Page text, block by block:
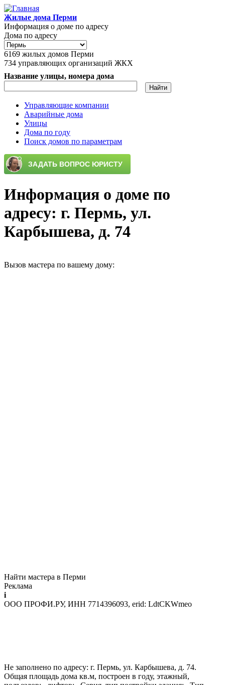
Перейти к основному содержанию
Жилые дома Перми
Информация о доме по адресу
Дома по адресу
6169 жилых домов Перми
734 управляющих организаций ЖКХ
Название улицы, номера дома
Главное меню
Управляющие компании
Аварийные дома
Улицы
Дома по году
Поиск домов по параметрам
Информация о доме по
адресу: г. Пермь, ул.
Карбышева, д. 74
Вызов мастера по вашему дому:
Найти мастера в Перми
Реклама
i
ООО ПРОФИ.РУ, ИНН 7714396093, erid: LdtCKWmeo
Не заполнено по адресу: г. Пермь, ул. Карбышева, д. 74.
Общая площадь дома кв.м, построен в году, этажный,